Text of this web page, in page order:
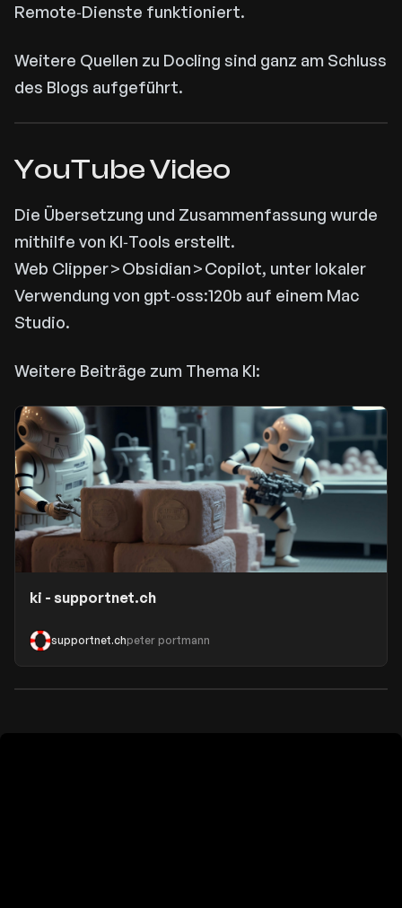
Remote‑Dienste funktioniert.
Weitere Quellen zu Docling sind ganz am Schluss
des Blogs aufgeführt.
YouTube Video
Die Übersetzung und Zusammenfassung wurde
mithilfe von KI‑Tools erstellt.
Web Clipper > Obsidian > Copilot, unter lokaler
Verwendung von gpt‑oss:120b auf einem Mac
Studio.
Weitere Beiträge zum Thema KI:
ki - supportnet.ch
supportnet.chpeter portmann